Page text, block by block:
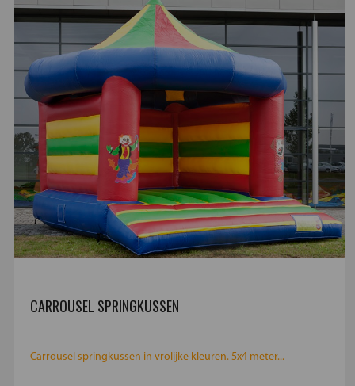
CARROUSEL SPRINGKUSSEN
Carrousel springkussen in vrolijke kleuren. 5x4 meter...